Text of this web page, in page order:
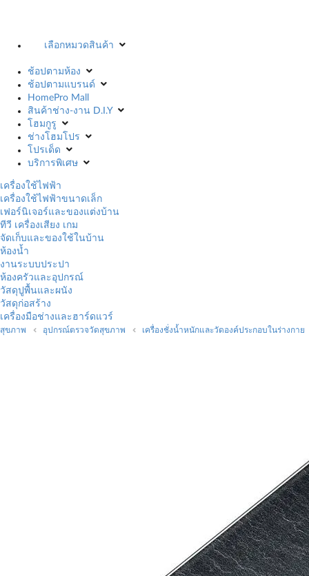
เลือกหมวดสินค้า
ช้อปตามห้อง
ช้อปตามแบรนด์
HomePro Mall
สินค้าช่าง-งาน D.I.Y
โฮมกูรู
ช่างโฮมโปร
โปรเด็ด
บริการพิเศษ
เครื่องใช้ไฟฟ้า
เครื่องใช้ไฟฟ้าขนาดเล็ก
เฟอร์นิเจอร์และของแต่งบ้าน
ทีวี เครื่องเสียง เกม
จัดเก็บและของใช้ในบ้าน
ห้องน้ำ
งานระบบประปา
ห้องครัวและอุปกรณ์
วัสดุปูพื้นและผนัง
วัสดุก่อสร้าง
เครื่องมือช่างและฮาร์ดแวร์
สุขภาพ อุปกรณ์ตรวจวัดสุขภาพ เครื่องชั่งน้ำหนักและวัดองค์ประกอบในร่างกาย